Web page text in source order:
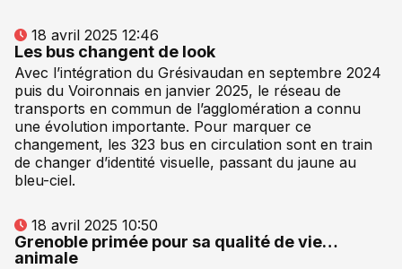
18 avril 2025 12:46
Les bus changent de look
Avec l’intégration du Grésivaudan en septembre 2024
puis du Voironnais en janvier 2025, le réseau de
transports en commun de l’agglomération a connu
une évolution importante. Pour marquer ce
changement, les 323 bus en circulation sont en train
de changer d’identité visuelle, passant du jaune au
bleu-ciel.
18 avril 2025 10:50
Grenoble primée pour sa qualité de vie…
animale